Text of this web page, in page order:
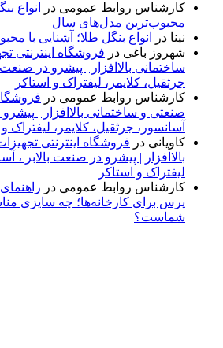
کارشناس روابط عمومی در
انواع
محبوب‌ترین مدل‌های سال
نینا در
انواع بنگل طلا؛ آشنایی با
شهروز باغی در فروشگاه اینترنتی
ساختمانی بالاافزار | پیشرو در صنعت
جرثقیل، کلایمر، لیفتراک و استاکر
کارشناس روابط عمومی در
صنعتی و ساختمانی بالاافزار | پیشرو
آسانسور، جرثقیل، کلایمر، لیفتراک و
کاویانی در فروشگاه اینترنتی
بالاافزار | پیشرو در صنعت بالابر ،
لیفتراک و استاکر
کارشناس روابط عمومی در
پرس برای کارخانه‌ها؛ چه سایزی
شماست؟